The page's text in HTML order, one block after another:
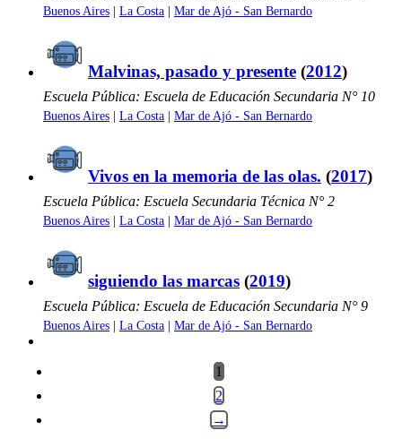
Buenos Aires | La Costa | Mar de Ajó - San Bernardo
Malvinas, pasado y presente (2012)
Escuela Pública: Escuela de Educación Secundaria N° 10
Buenos Aires | La Costa | Mar de Ajó - San Bernardo
Vivos en la memoria de las olas. (2017)
Escuela Pública: Escuela Secundaria Técnica N° 2
Buenos Aires | La Costa | Mar de Ajó - San Bernardo
siguiendo las marcas (2019)
Escuela Pública: Escuela de Educación Secundaria N° 9
Buenos Aires | La Costa | Mar de Ajó - San Bernardo
1
2
→